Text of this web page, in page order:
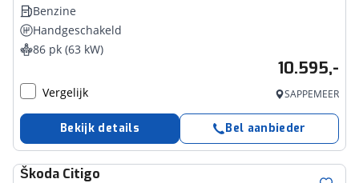
Benzine
Handgeschakeld
86 pk (63 kW)
10.595,-
Vergelijk SAPPEMEER
Bekijk details Bel aanbieder
Škoda Citigo